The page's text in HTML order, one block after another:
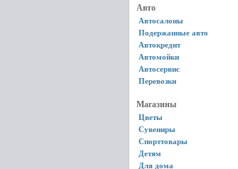
Авто
Автосалоны
Подержанные авто
Автокредит
Автомойки
Автосервис
Перевозки
Магазины
Цветы
Сувениры
Спорттовары
Детям
Для дома